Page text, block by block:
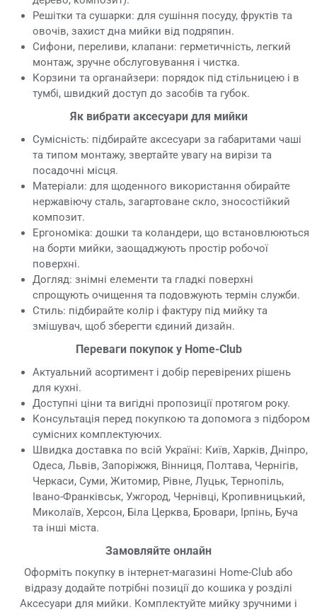
Решітки та сушарки: для сушіння посуду, фруктів та
овочів, захист дна мийки від подряпин.
Сифони, переливи, клапани: герметичність, легкий
монтаж, зручне обслуговування і чистка.
Корзини та органайзери: порядок під стільницею і в
тумбі, швидкий доступ до засобів та губок.
Як вибрати аксесуари для мийки
Сумісність: підбирайте аксесуари за габаритами чаші
та типом монтажу, звертайте увагу на вирізи та
посадочні місця.
Матеріали: для щоденного використання обирайте
нержавіючу сталь, загартоване скло, зносостійкий
композит.
Ергономіка: дошки та коландери, що встановлюються
на борти мийки, заощаджують простір робочої
поверхні.
Догляд: знімні елементи та гладкі поверхні
спрощують очищення та подовжують термін служби.
Стиль: підбирайте колір і фактуру під мийку та
змішувач, щоб зберегти єдиний дизайн.
Переваги покупок у Home-Club
Актуальний асортимент і добір перевірених рішень
для кухні.
Доступні ціни та вигідні пропозиції протягом року.
Консультація перед покупкою та допомога з підбором
сумісних комплектуючих.
Швидка доставка по всій Україні: Київ, Харків, Дніпро,
Одеса, Львів, Запоріжжя, Вінниця, Полтава, Чернігів,
Черкаси, Суми, Житомир, Рівне, Луцьк, Тернопіль,
Івано-Франківськ, Ужгород, Чернівці, Кропивницький,
Миколаїв, Херсон, Біла Церква, Бровари, Ірпінь, Буча
та інші міста.
Замовляйте онлайн
Оформіть покупку в інтернет-магазині Home-Club або
відразу додайте потрібні позиції до кошика у розділі
Аксесуари для мийки. Комплектуйте мийку зручними і